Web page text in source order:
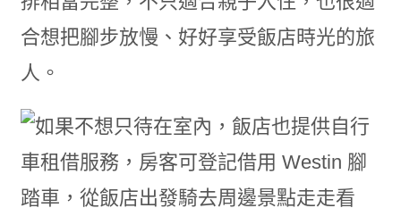
合想把腳步放慢、好好享受飯店時光的旅
人。